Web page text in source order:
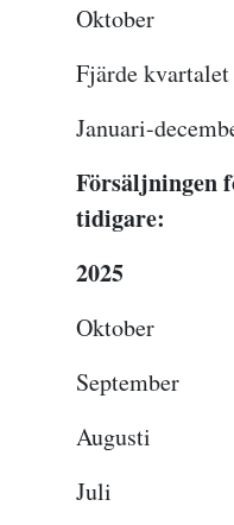
Fjärde
Januari-
Försäljningen
tidigare:
2025
Augusti
Juli